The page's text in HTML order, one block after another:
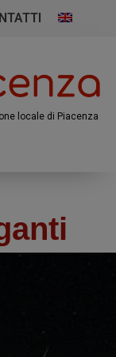
locale di Piacenza